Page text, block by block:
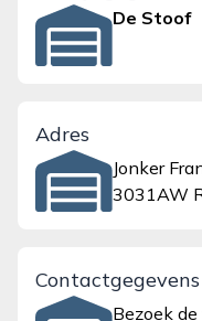
De Stoof
Adres
Jonker
3031AW
Contactgegevens
Bezoek